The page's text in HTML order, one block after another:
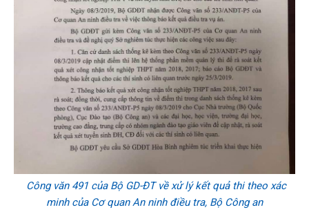
Công văn 491 của Bộ GD-ĐT về xử lý kết quả thi theo xác
minh của Cơ quan An ninh điều tra, Bộ Công an